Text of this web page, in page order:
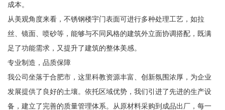
成本。
从美观角度来看，不锈钢楼宇门表面可进行多种处理工艺，如拉
丝、镜面、喷砂等，能够与不同风格的建筑外立面协调搭配，既满
足了功能需求，又提升了建筑的整体美感。
专业制造，品质保障
我公司坐落于合肥市，这里科教资源丰富、创新氛围浓厚，为企业
发展提供了良好的土壤。依托区域优势，我们引进了先进的生产设
备，建立了完善的质量管理体系。从原材料采购到成品出厂，每一